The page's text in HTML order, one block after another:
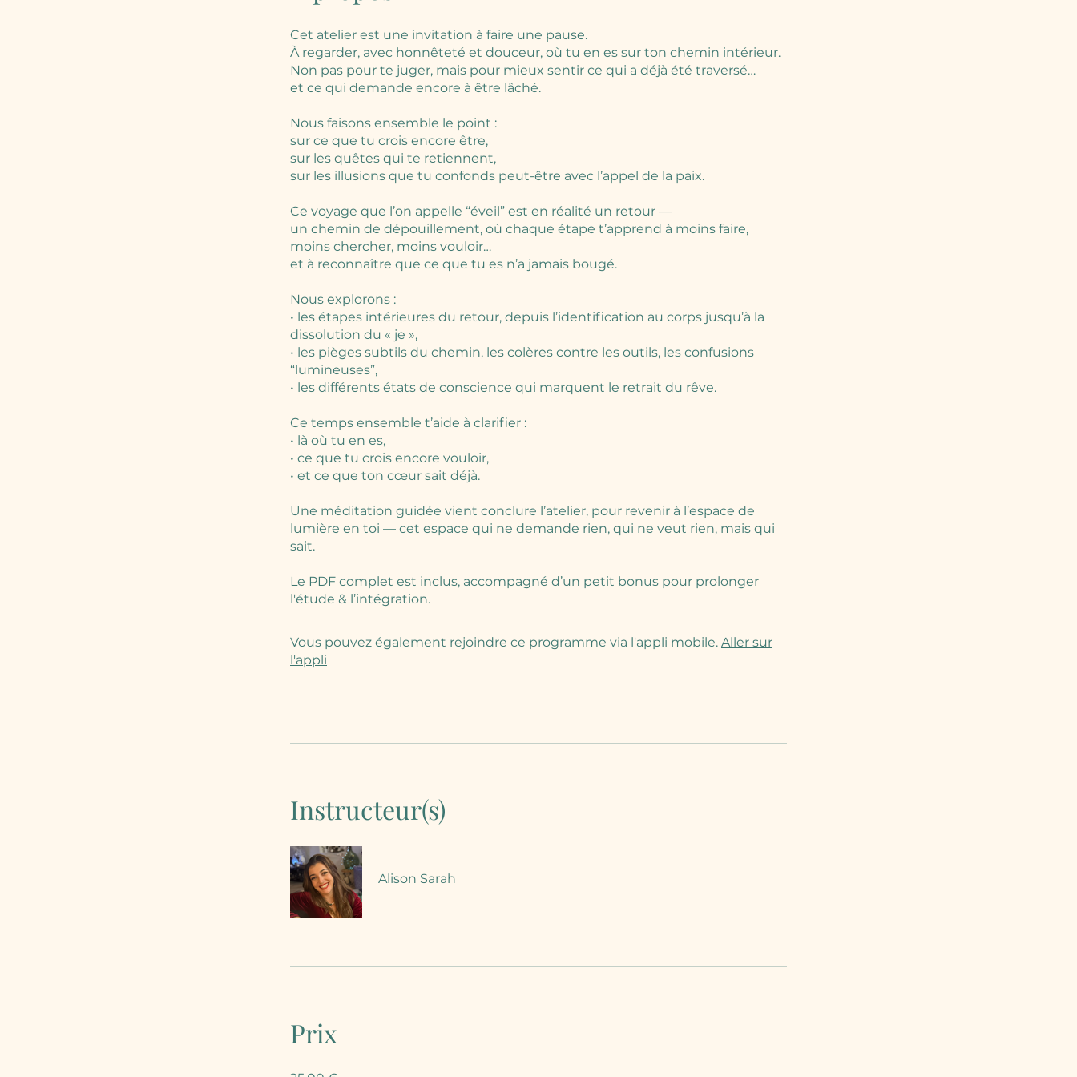
Cet atelier est une invitation à faire une pause.
À regarder, avec honnêteté et douceur, où tu en es sur ton chemin intérieur.
Non pas pour te juger, mais pour mieux sentir ce qui a déjà été traversé…
et ce qui demande encore à être lâché.
Nous faisons ensemble le point :
sur ce que tu crois encore être,
sur les quêtes qui te retiennent,
sur les illusions que tu confonds peut-être avec l’appel de la paix.
Ce voyage que l’on appelle “éveil” est en réalité un retour —
un chemin de dépouillement, où chaque étape t’apprend à moins faire,
moins chercher, moins vouloir…
et à reconnaître que ce que tu es n’a jamais bougé.
Nous explorons :
• les étapes intérieures du retour, depuis l’identification au corps jusqu’à la
dissolution du « je »,
• les pièges subtils du chemin, les colères contre les outils, les confusions
“lumineuses”,
• les différents états de conscience qui marquent le retrait du rêve.
Ce temps ensemble t’aide à clarifier :
• là où tu en es,
• ce que tu crois encore vouloir,
• et ce que ton cœur sait déjà.
Une méditation guidée vient conclure l’atelier, pour revenir à l’espace de
lumière en toi — cet espace qui ne demande rien, qui ne veut rien, mais qui
sait.
Le PDF complet est inclus, accompagné d’un petit bonus pour prolonger
Vous pouvez également rejoindre ce programme via l'appli mobile. Aller sur
l'appli
Instructeur(s)
Alison Sarah
Prix